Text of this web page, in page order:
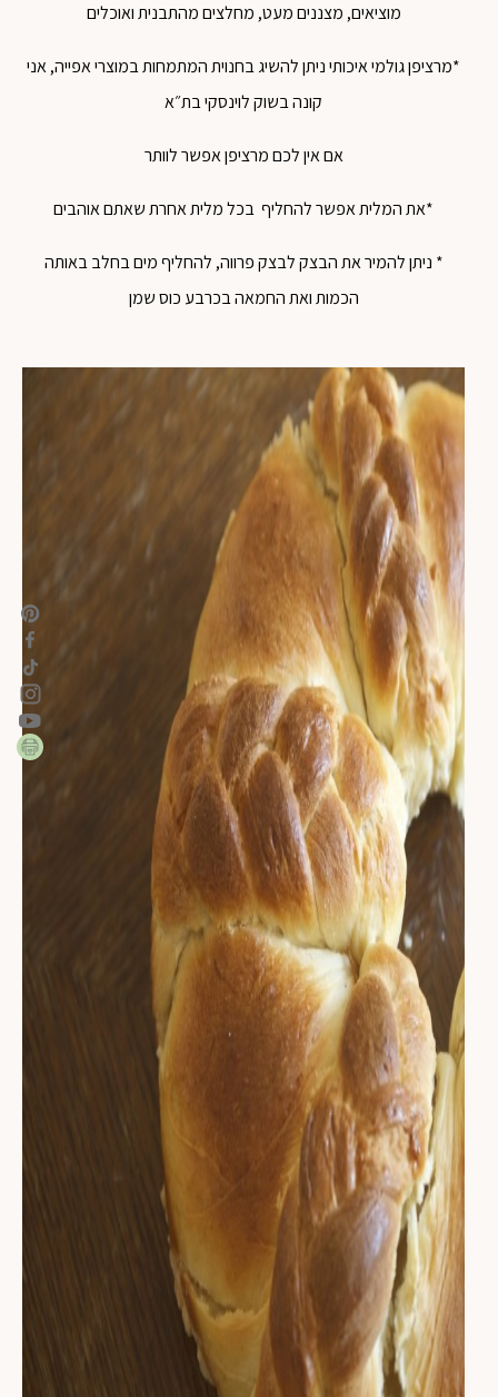
מוציאים, מצננים מעט, מחלצים מהתבנית ואוכלים
*מרציפן גולמי איכותי ניתן להשיג בחנוית המתמחות במוצרי אפייה, אני
קונה בשוק לוינסקי בת״א
אם אין לכם מרציפן אפשר לוותר
*את המלית אפשר להחליף בכל מלית אחרת שאתם אוהבים
* ניתן להמיר את הבצק לבצק פרווה, להחליף מים בחלב באותה
הכמות ואת החמאה בכרבע כוס שמן